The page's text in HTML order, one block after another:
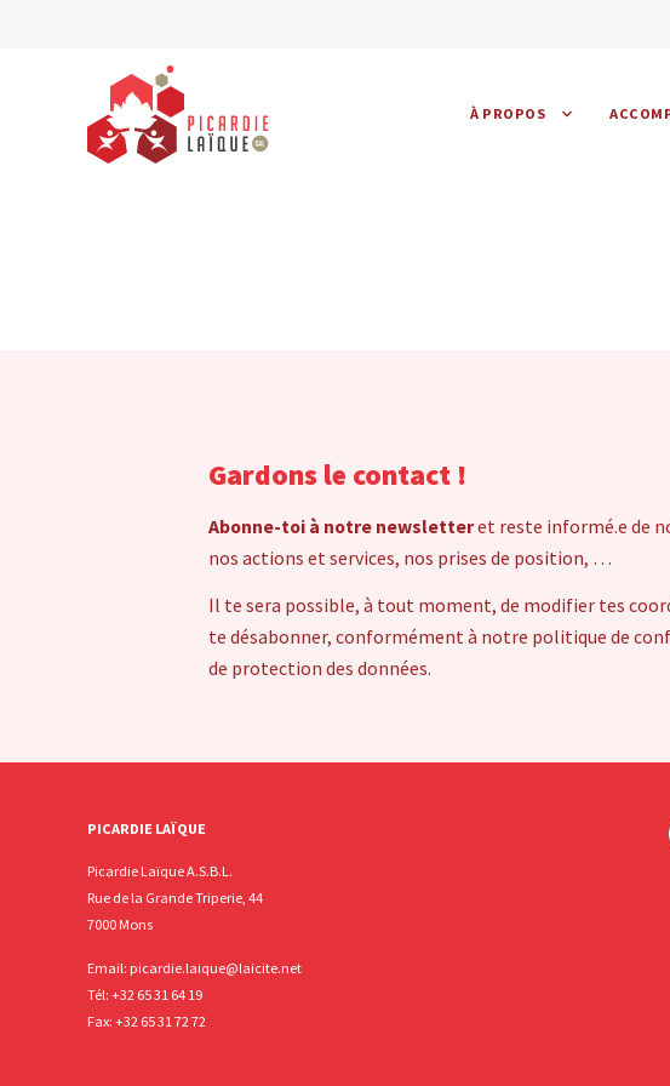
À PROPOS
Gardons le contact !
Abonne-toi à notre newsletteret reste informé.e de
nos actions et services, nos prises de position, …
Il te sera possible, à tout moment, de modifier tes
te désabonner, conformément à notre politique de
de protection des données.
PICARDIE LAÏQUE
Picardie Laïque A.S.B.L.
Rue de la Grande Triperie, 44
7000 Mons
Email: picardie.laique@laicite.net
Tél: +32 65 31 64 19
Fax: +32 65 31 72 72